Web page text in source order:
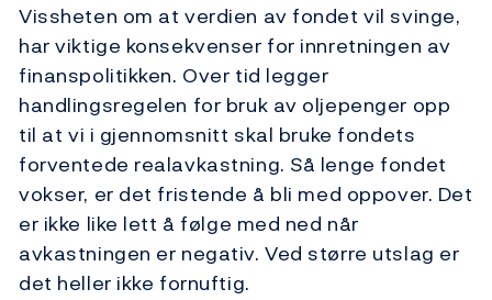
Vissheten om at verdien av fondet vil svinge,
har viktige konsekvenser for innretningen av
finanspolitikken. Over tid legger
handlingsregelen for bruk av oljepenger opp
til at vi i gjennomsnitt skal bruke fondets
forventede realavkastning. Så lenge fondet
vokser, er det fristende å bli med oppover. Det
er ikke like lett å følge med ned når
avkastningen er negativ. Ved større utslag er
det heller ikke fornuftig.